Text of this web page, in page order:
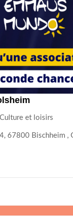
Culture et loisirs
67800 Bischheim ,